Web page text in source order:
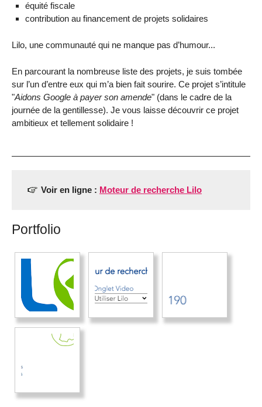
équité fiscale
contribution au financement de projets solidaires
Lilo, une communauté qui ne manque pas d’humour...
En parcourant la nombreuse liste des projets, je suis tombée
sur l’un d’entre eux qui m’a bien fait sourire. Ce projet s’intitule
"Aidons Google à payer son amende" (dans le cadre de la
journée de la gentillesse). Je vous laisse découvrir ce projet
ambitieux et tellement solidaire !
Voir en ligne : Moteur de recherche Lilo
Portfolio